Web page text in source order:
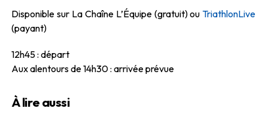
Disponible sur La Chaîne L’Équipe (gratuit) ouTriathlonLive
(payant)
12h45 : départ
Aux alentours de 14h30 : arrivée prévue
À lire aussi